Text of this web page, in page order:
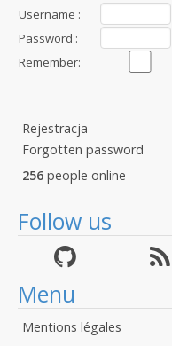
Username :
Password :
Remember:
Rejestracja
Forgotten password
256 people online
Follow us
Menu
Mentions légales